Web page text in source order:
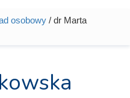
osobowy / dr Marta